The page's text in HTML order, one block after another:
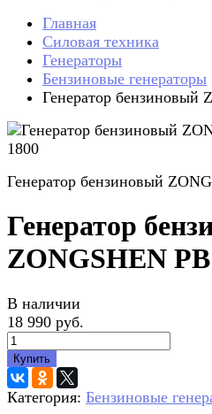
Главная
Силовая техника
Генераторы
Бензиновые генераторы
Генератор бензиновый
Генератор бензиновый
Генератор
ZONGSHEN
В наличии
18 990 руб.
Купить
Категория: Бензиновые